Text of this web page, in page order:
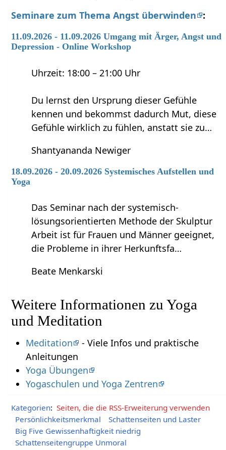
Seminare zum Thema Angst überwinden :
11.09.2026 - 11.09.2026 Umgang mit Ärger, Angst und
Depression - Online Workshop
Uhrzeit: 18:00 – 21:00 Uhr
Du lernst den Ursprung dieser Gefühle
kennen und bekommst dadurch Mut, diese
Gefühle wirklich zu fühlen, anstatt sie zu…
Shantyananda Newiger
18.09.2026 - 20.09.2026 Systemisches Aufstellen und
Yoga
Das Seminar nach der systemisch-
lösungsorientierten Methode der Skulptur
Arbeit ist für Frauen und Männer geeignet,
die Probleme in ihrer Herkunftsfa…
Beate Menkarski
Weitere Informationen zu Yoga
und Meditation
Meditation
- Viele Infos und praktische
Anleitungen
Yoga Übungen
Yogaschulen und Yoga Zentren
Kategorien: Seiten, die die RSS-Erweiterung verwenden
Persönlichkeitsmerkmal
Schattenseiten und Laster
Big Five Gewissenhaftigkeit niedrig
Schattenseitengruppe Unmoral